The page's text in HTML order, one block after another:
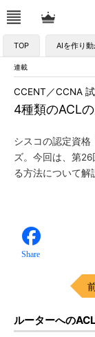
TOP AIを作り
連載
4種類のACL
CCENT／CCNA
シスコの認定資格
ズ。今回は、第
る方法について解
Share
ルーターへの